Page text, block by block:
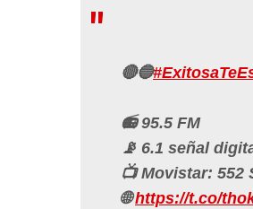
🔴🔵
📻 95.5 FM
📡 6.1 señal
📺 Movistar: 552
🌐https://t.co/